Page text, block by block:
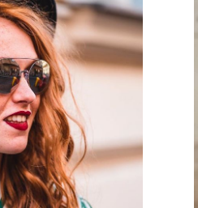
Vrouwen
Zonnebrillen
Michael Kors
Fashion
MK2098U 33448H